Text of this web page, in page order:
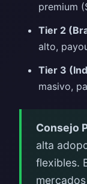
premium
Tier 2
alto,
Tier 3
masivo,
Consejo
alta
flexibles.